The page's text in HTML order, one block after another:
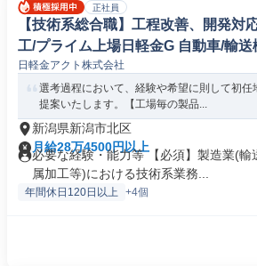
正社員
【技術系総合職】工程改善、開発対
工/プライム上場日軽金G 自動車/輸
日軽金アクト株式会社
選考過程において、経験や希望に則して初任
提案いたします。【工場毎の製品...
新潟県新潟市北区
月給28万4500円以上
必要な経験・能力等 【必須】製造業(輸
属加工等)における技術系業務...
年間休日120日以上 +4個